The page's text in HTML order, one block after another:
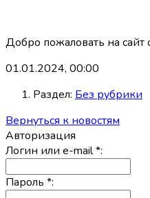
Добро пожаловать на сайт
01.01.2024, 00:00
Раздел: Без рубрики
Вернуться к новостям
Авторизация
Логин или e-mail*:
Пароль *: